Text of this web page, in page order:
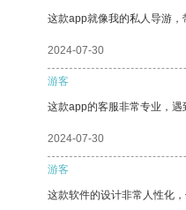
这款app就像我的私人导游，
2024-07-30
游客
这款app的客服非常专业，
2024-07-30
游客
这款软件的设计非常人性化，